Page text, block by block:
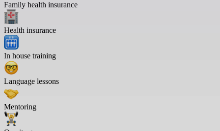
Family health insurance
Health insurance
In house training
Language lessons
Mentoring